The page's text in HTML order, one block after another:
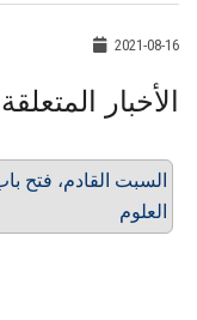
2021-08-16
الأخبار المتعلقة
السبت القادم، فتح
العلوم